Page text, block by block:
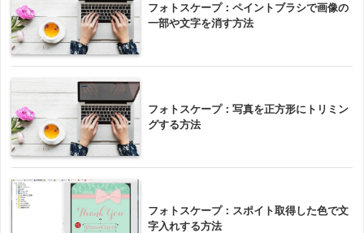
フォトスケープ：ペイントブラシで画像の
一部や文字を消す方法
フォトスケープ：写真を正方形にトリミン
グする方法
フォトスケープ：スポイト取得した色で文
字入れする方法